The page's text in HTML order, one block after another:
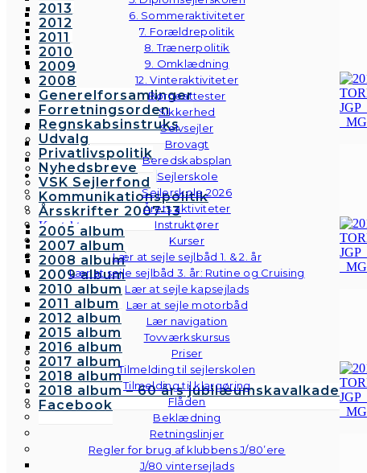
6. Sommeraktiviteter
7. Forældrepolitik
8. Trænerpolitik
9. Omklædning
12. Vinteraktiviteter
Børneattester
Sikkerhed
Selvsejler
Brovagt
Beredskabsplan
Sejlerskole
Sejlerskole 2026
Årets aktiviteter
Instruktører
Kurser
Lær at sejle sejlbåd 1. & 2. år
Lær at sejle sejlbåd 3. år: Rutine og Cruising
Lær at sejle kapsejlads
Lær at sejle motorbåd
Lær navigation
Tovværkskursus
Priser
Tilmelding til sejlerskolen
Tilmelding til klargøring
Flåden
Beklædning
Retningslinjer
Regler for brug af klubbens J/80’ere
J/80 vintersejlads
2013
2012
2011
2010
2009
2008
Generelforsamlinger
Forretningsorden
Regnskabsinstruks
Udvalg
Privatlivspolitik
Nyhedsbreve
VSK Sejlerfond
Kommunikationspolitik
Årsskrifter 2007-13
Kontakt
Galleri
Andre fotos
2005 album
2007 album
2008 album
2009 album
2010 album
2011 album
2012 album
2015 album
2016 album
2017 album
2018 album
2018 album – 60 års jubilæumskavalkade
Facebook